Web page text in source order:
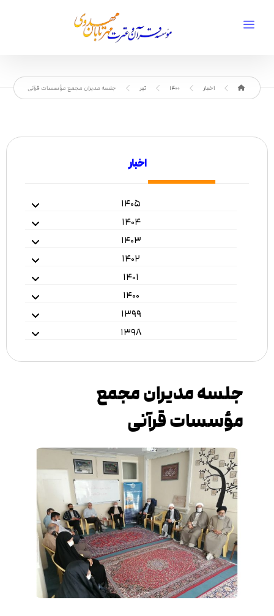
اخبار 1400 تیر جلسه مدیران مجمع مؤسسات قرآنی
اخبار
۱۴۰۵
۱۴۰۴
۱۴۰۳
۱۴۰۲
۱۴۰۱
۱۴۰۰
۱۳۹۹
۱۳۹۸
جلسه مدیران مجمع
مؤسسات قرآنی